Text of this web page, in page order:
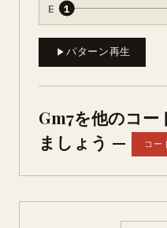
E 1
パターン再生
Gm7を他のコ
ましょう —
コー